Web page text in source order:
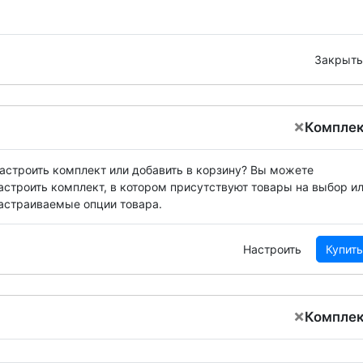
Закрыть
×
комплект или добавить в корзину? Вы можете
комплект, в котором присутствуют товары на выбор
опции товара.
Настроить Купить
×